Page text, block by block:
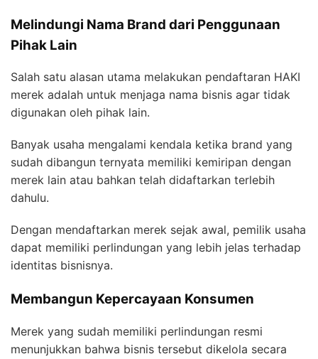
Melindungi Nama Brand dari Penggunaan
Pihak Lain
Salah satu alasan utama melakukan pendaftaran HAKI
merek adalah untuk menjaga nama bisnis agar tidak
digunakan oleh pihak lain.
Banyak usaha mengalami kendala ketika brand yang
sudah dibangun ternyata memiliki kemiripan dengan
merek lain atau bahkan telah didaftarkan terlebih
dahulu.
Dengan mendaftarkan merek sejak awal, pemilik usaha
dapat memiliki perlindungan yang lebih jelas terhadap
identitas bisnisnya.
Membangun Kepercayaan Konsumen
Merek yang sudah memiliki perlindungan resmi
menunjukkan bahwa bisnis tersebut dikelola secara